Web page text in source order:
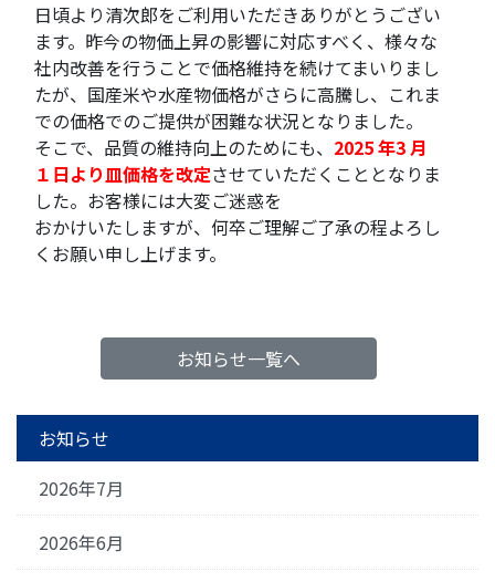
日頃より清次郎をご利用いただきありがとうござい
ます。昨今の物価上昇の影響に対応すべく、様々な
社内改善を行うことで価格維持を続けてまいりまし
たが、国産米や水産物価格がさらに高騰し、これま
での価格でのご提供が困難な状況となりました。
そこで、品質の維持向上のためにも、 2025 年3 月
１日より皿価格を改定させていただくこととなりま
した。お客様には大変ご迷惑を
おかけいたしますが、何卒ご理解ご了承の程よろし
くお願い申し上げます。
お知らせ一覧へ
お知らせ
2026年7月
2026年6月